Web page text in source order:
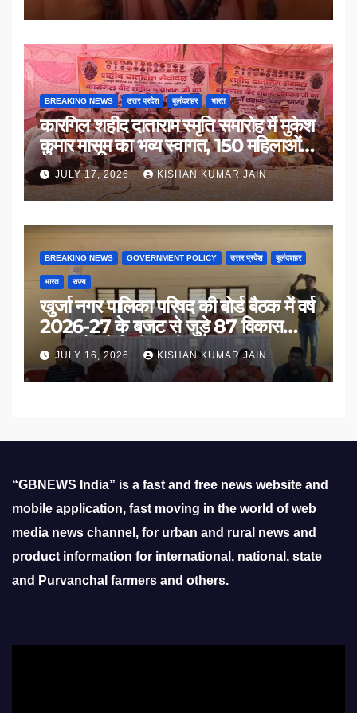
BREAKING NEWS उत्तर प्रदेश बुलंदशहर भारत
कारगिल शहीद दाताराम स्मृति समारोह में मुकेश
कुमार मासूम का भव्य स्वागत, 150 महिलाओं
का सम्मान
JULY 17, 2026 KISHAN KUMAR JAIN
BREAKING NEWS GOVERNMENT POLICY उत्तर प्रदेश बुलंदशहर
भारत राज्य
खुर्जा नगर पालिका परिषद की बोर्ड बैठक में वर्ष
2026-27 के बजट से जुड़े 87 विकास
प्रस्तावों को मिली मंजूरी
JULY 16, 2026 KISHAN KUMAR JAIN
“GBNEWS India” is a fast and free news website and
mobile application, fast moving in the world of web
media news channel, for urban and rural news and
product information for international, national, state
and Purvanchal farmers and others.